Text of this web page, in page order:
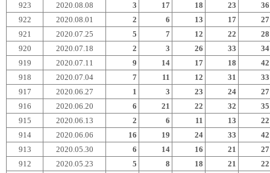
923
2020.08.08 3 17 18 23
36
922
2020.08.01 2 6 13 17
27
921
2020.07.25 5 7 12 22
28
920
2020.07.18 2 3 26 33
34
919
2020.07.11 9 14 17 18
42
918
2020.07.04 7 11 12 31
33
917
2020.06.27 1 3 23 24
27
916
2020.06.20 6 21 22 32
35
915
2020.06.13 2 6 11 13
22
914
2020.06.06 16 19 24 33
42
913
2020.05.30 6 14 16 21
27
912
2020.05.23 5 8 18 21
22